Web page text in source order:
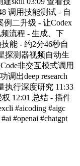
调用技能测试 - 自
例二升级 - 让Codex
流程 - 生成、下
能 - 约2分46秒自
探测器视频自动生
非交互模式调用
调出deep research
执行深度研究 11:33
12:01 总结 - 插件
#aicoding #aigc
#openai #chatgpt